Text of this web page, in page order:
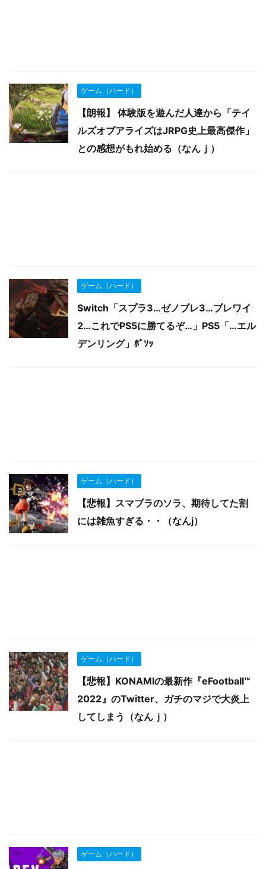
ゲーム（ハード）
【朗報】 体験版を遊んだ人達から「テイ
ルズオブアライズはJRPG史上最高傑作」
との感想がもれ始める（なんｊ）
ゲーム（ハード）
Switch「スプラ3…ゼノブレ3…ブレワイ
2…これでPS5に勝てるぞ…」PS5「…エル
デンリング」ﾎﾞｿｯ
ゲーム（ハード）
【悲報】スマブラのソラ、期待してた割
には雑魚すぎる・・（なんj）
ゲーム（ハード）
【悲報】KONAMIの最新作『eFootball™
2022』のTwitter、ガチのマジで大炎上
してしまう（なんｊ）
ゲーム（ハード）